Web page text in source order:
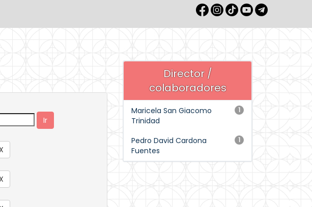
Director /
colaboradores
1
Maricela San Giacomo
Trinidad
1
Pedro David Cardona
Fuentes